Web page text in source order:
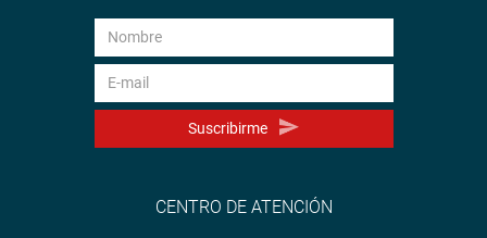
Suscribirme
CENTRO DE ATENCIÓN